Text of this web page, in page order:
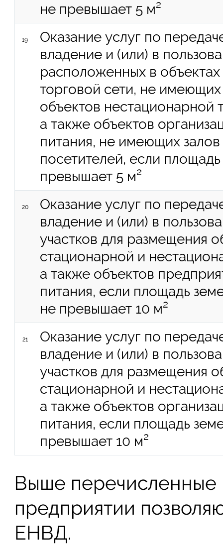
не превышает 5 м²
19
Оказание услуг по
владение и (или) в
расположенных в
торговой сети, не имеющих
объектов нестационарной
а также объектов
питания, не имеющих
посетителей, если
превышает 5 м²
20
Оказание услуг по
владение и (или) в
участков для размещения
стационарной и
а также объектов
питания, если площадь
не превышает 10 м²
21
Оказание услуг по
владение и (или) в
участков для размещения
стационарной и
а также объектов
питания, если площадь
превышает 10 м²
Выше перечисленные
предприятии
ЕНВД.